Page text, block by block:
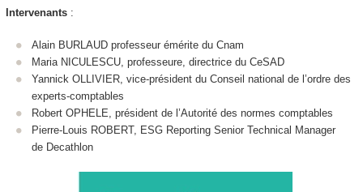
Intervenants:
Alain BURLAUD professeur émérite du Cnam
Maria NICULESCU, professeure, directrice du CeSAD
Yannick OLLIVIER, vice-président du Conseil national de l’ordre des
experts-comptables
Robert OPHELE, président de l’Autorité des normes comptables
Pierre-Louis ROBERT, ESG Reporting Senior Technical Manager
de Decathlon